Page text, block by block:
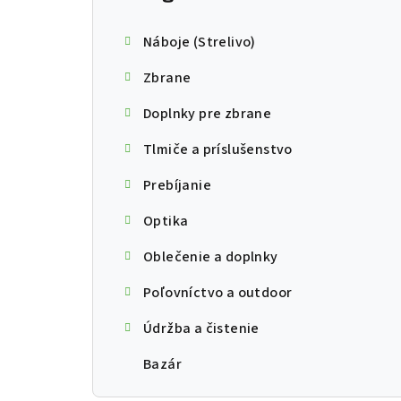
Náboje (Strelivo)
Zbrane
Doplnky pre zbrane
Tlmiče a príslušenstvo
Prebíjanie
Optika
Oblečenie a doplnky
Poľovníctvo a outdoor
Údržba a čistenie
Bazár